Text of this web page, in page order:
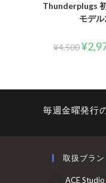
Thunderplugs
モデ
¥4,500¥
毎週金曜発行
取扱ブラン
ACE Studio